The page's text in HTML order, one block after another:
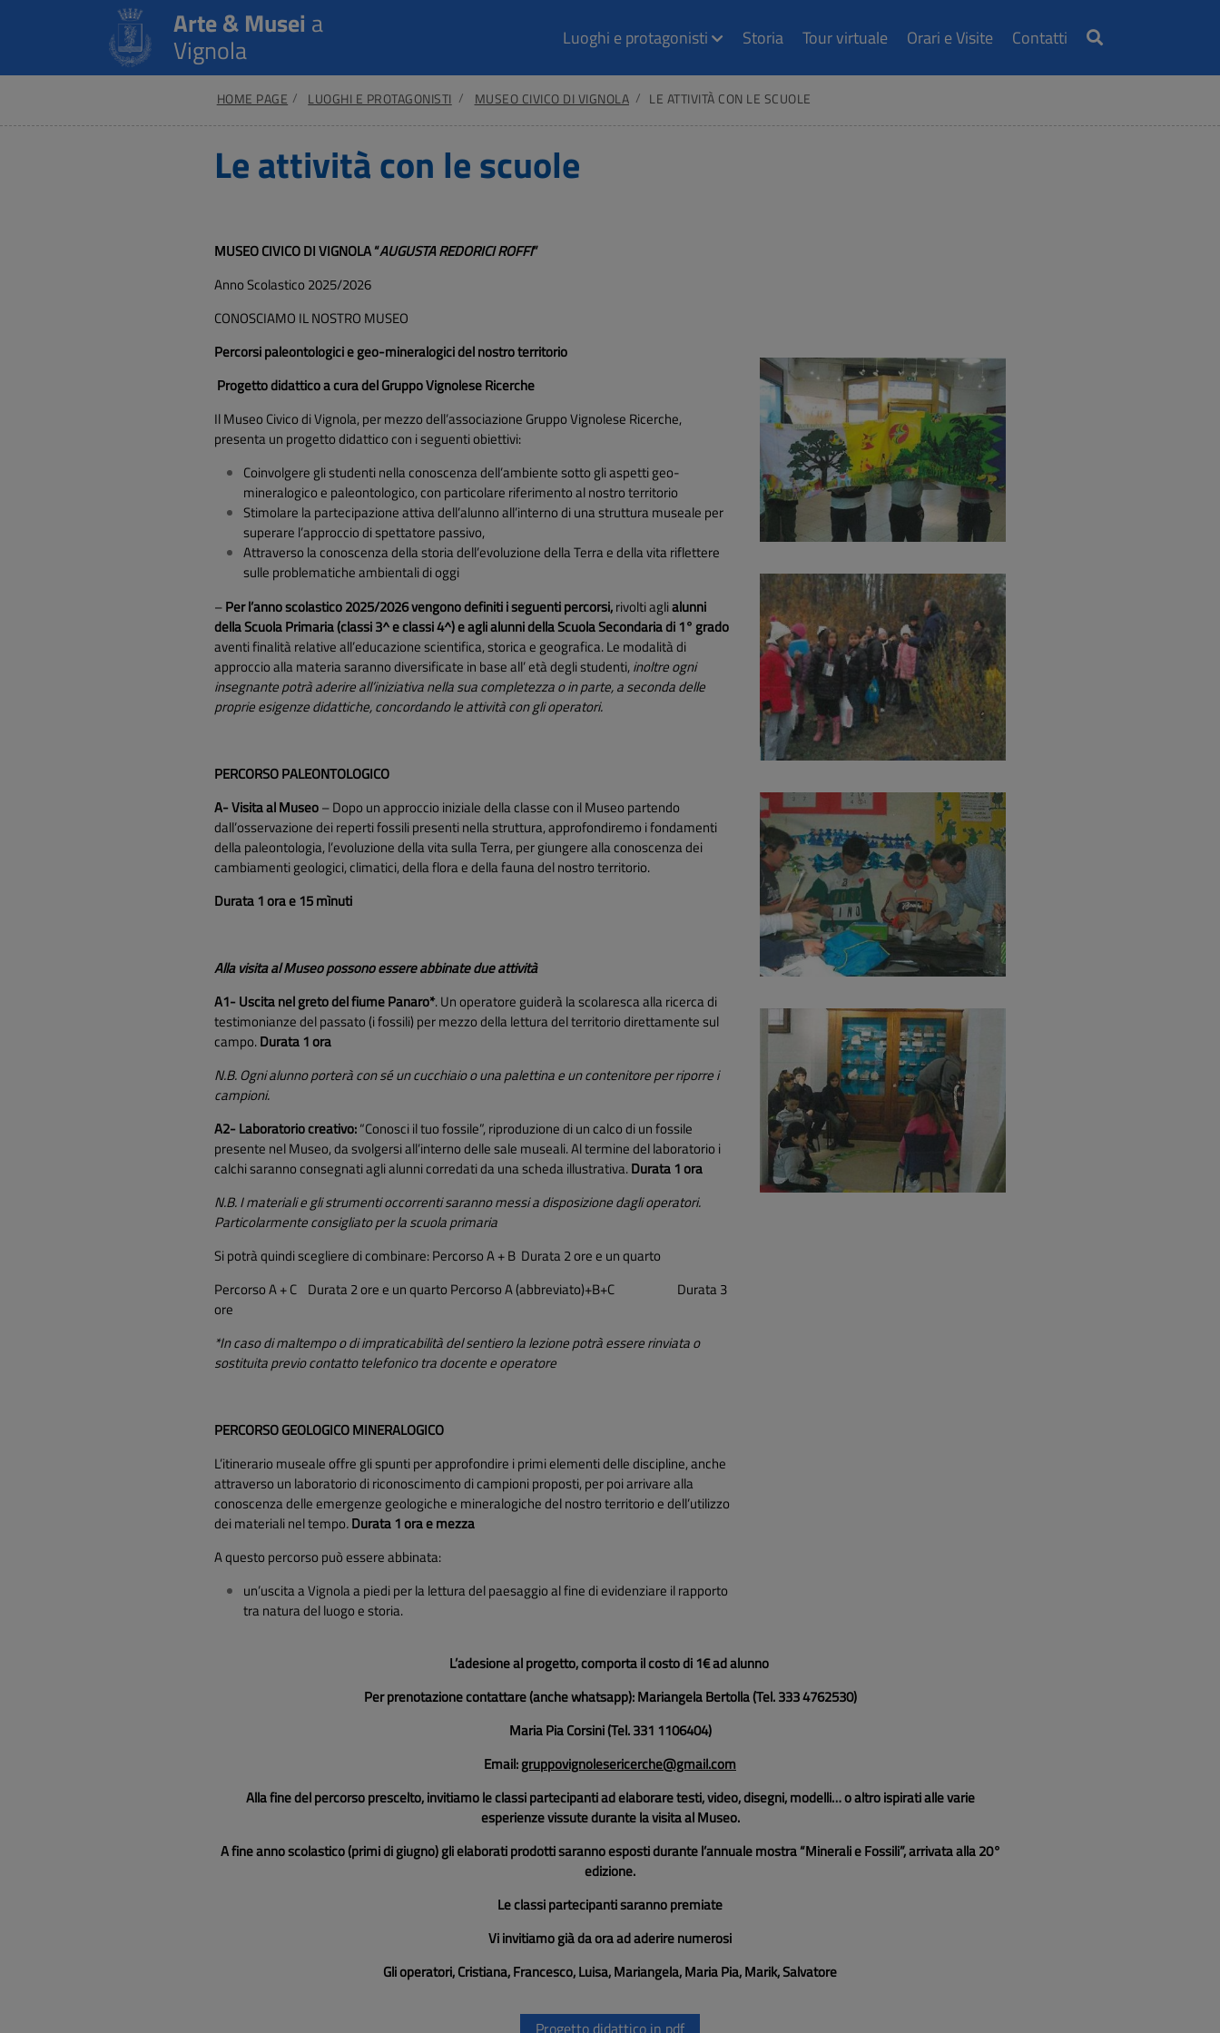
Arte & Musei a
Vignola Luoghi e protagonisti Storia Tour virtuale Orari e Visite Contatti
HOME PAGE LUOGHI E PROTAGONISTI MUSEO CIVICO DI VIGNOLA LE ATTIVITÀ CON LE SCUOLE
Le attività con le scuole
MUSEO CIVICO DI VIGNOLA “AUGUSTA REDORICI ROFFI”
Anno Scolastico 2025/2026
CONOSCIAMO IL NOSTRO MUSEO
Percorsi paleontologici egeo-mineralogici del nostro territorio
Progetto didattico a cura del Gruppo Vignolese Ricerche
Il Museo Civico di Vignola, per mezzo dell’associazione Gruppo Vignolese Ricerche,
presenta un progetto didattico con i seguenti obiettivi:
Coinvolgere gli studenti nella conoscenza dell’ambiente sotto gli aspetti geo-
mineralogico e paleontologico, con particolare riferimento al nostro territorio
Stimolare la partecipazione attiva dell’alunno all’interno di una struttura museale per
superare l’approccio di spettatore passivo,
Attraverso la conoscenza della storia dell’evoluzione della Terra e della vita riflettere
sulle problematiche ambientali di oggi
–Per l’anno scolastico 2025/2026 vengono definiti i seguenti percorsi,rivolti aglialunni
della Scuola Primaria (classi 3^ e classi 4^) e agli alunni della Scuola Secondaria di 1° grado
aventi finalità relative all’educazione scientifica, storica e geografica. Le modalità di
approccio alla materia saranno diversificate in base all’ età degli studenti,inoltre ogni
insegnante potrà aderire all’iniziativa nella sua completezza o in parte, a seconda delle
proprie esigenze didattiche, concordando le attività con gli operatori.
PERCORSO PALEONTOLOGICO
A- Visita al Museo– Dopo un approccio iniziale della classe con il Museo partendo
dall’osservazione dei reperti fossili presenti nella struttura, approfondiremo i fondamenti
della paleontologia, l’evoluzione della vita sulla Terra, per giungere alla conoscenza dei
cambiamenti geologici, climatici, della flora e della fauna del nostro territorio.
Durata 1 ora e 15 mìnuti
Alla visita al Museo possono essere abbinate due attività
A1- Uscita nel greto del fiume Panaro*. Un operatore guiderà la scolaresca alla ricerca di
testimonianze del passato (i fossili) per mezzo della lettura del territorio direttamente sul
campo.Durata 1 ora
N.B. Ogni alunno porterà con sé un cucchiaio o una palettina e un contenitore per riporre i
campioni.
A2- Laboratorio creativo:“Conosci il tuo fossile”, riproduzione di un calco di un fossile
presente nel Museo, da svolgersi all’interno delle sale museali. Al termine del laboratorio i
calchi saranno consegnati agli alunni corredati da una scheda illustrativa.Durata 1 ora
N.B. I materiali e gli strumenti occorrenti saranno messi a disposizione dagli operatori.
Particolarmente consigliato per la scuola primaria
Si potrà quindi scegliere di combinare: Percorso A + B Durata 2 ore e un quarto
Percorso A + C Durata 2 ore e un quarto Percorso A (abbreviato)+B+C Durata 3
ore
*In caso di maltempo o di impraticabilità del sentiero la lezione potrà essere rinviata o
sostituita previo contatto telefonico tra docente e operatore
PERCORSO GEOLOGICO MINERALOGICO
L’itinerario museale offre gli spunti per approfondire i primi elementi delle discipline, anche
attraverso un laboratorio di riconoscimento di campioni proposti, per poi arrivare alla
conoscenza delle emergenze geologiche e mineralogiche del nostro territorio e dell’utilizzo
dei materiali nel tempo.Durata 1 ora e mezza
A questo percorso può essere abbinata:
un’uscita a Vignola a piedi per la lettura del paesaggio al fine di evidenziare il rapporto
tra natura del luogo e storia.
L’adesione al progetto, comporta il costo di 1€ ad alunno
Per prenotazione contattare (anche whatsapp): Mariangela Bertolla (Tel. 333 4762530)
Maria Pia Corsini (Tel. 331 1106404)
Email:gruppovignolesericerche@gmail.com
Alla fine del percorso prescelto, invitiamo le classi partecipanti ad elaborare testi, video, disegni, modelli… o altro ispirati alle varie
esperienze vissute durante la visita al Museo.
A fine anno scolastico (primi di giugno) gli elaborati prodotti saranno esposti durante l’annuale mostra “Minerali e Fossili”, arrivata alla 20°
edizione.
Le classi partecipanti saranno premiate
Vi invitiamo già da ora ad aderire numerosi
Gli operatori, Cristiana, Francesco, Luisa, Mariangela, Maria Pia, Marik, Salvatore
Progetto didattico in pdf